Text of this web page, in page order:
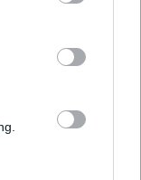
party tags to
in below Google